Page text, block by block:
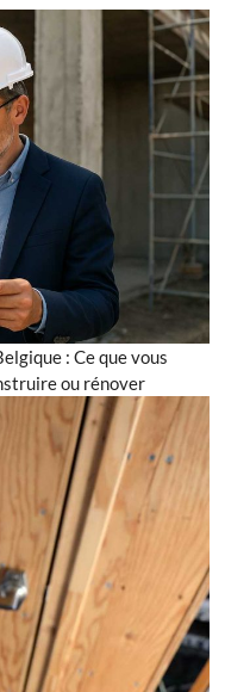
: Ce que vous
ou rénover